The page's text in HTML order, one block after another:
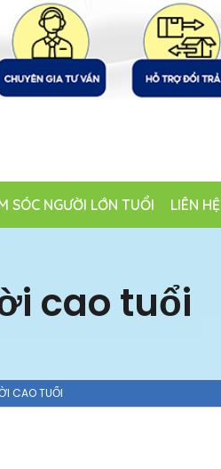
SÓC NGƯỜI LỚN TUỔI LIÊN HỆ
cao tuổi
CAO TUỔI